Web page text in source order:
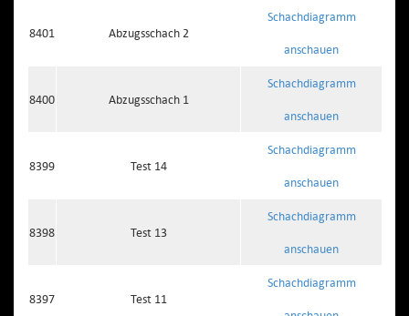
8401 Abzugsschach 2
Schachdiagramm
anschauen
8400 Abzugsschach 1
Schachdiagramm
anschauen
8399 Test 14
Schachdiagramm
anschauen
8398 Test 13
Schachdiagramm
anschauen
8397 Test 11
Schachdiagramm